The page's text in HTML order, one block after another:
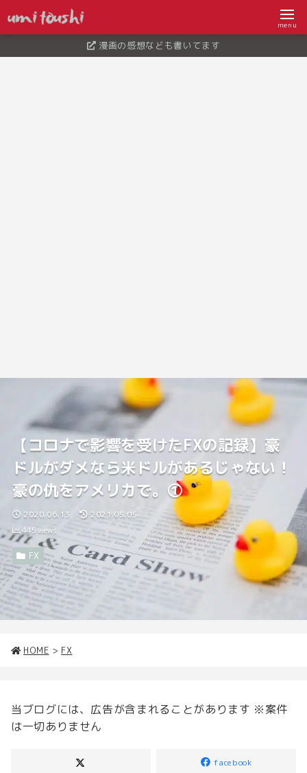
menu
漫画の感想なども書いてます
【コロナで影響を受けたFXの記録】豪
ドルがダメなら米ドルがあるじゃない！
豪の仇をアメリカで。①
2020.06.13
2021.05.05
445views
FX
HOME > FX
当ブログには、広告が含まれることがあります ※案件
は一切ありません
facebook